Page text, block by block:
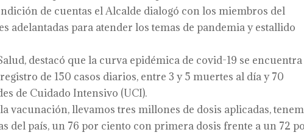
de cuentas el Alcalde dialogó con los miembros del
adelantadas para atender los temas de pandemia y estallido
destacó que la curva epidémica de covid-19 se encuentra
de 150 casos diarios, entre 3 y 5 muertes al día y 70
de Cuidado Intensivo (UCI).
vacunación, llevamos tres millones de dosis aplicadas,
del país, un 76 por ciento con primera dosis frente a un 72